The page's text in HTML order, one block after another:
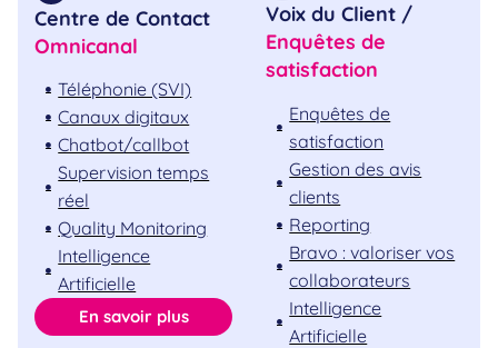
Centre de Contact
Omnicanal
Téléphonie (SVI)
Canaux digitaux
Chatbot/callbot
Supervision temps
réel
Quality Monitoring
Intelligence
Artificielle
En savoir plus
Voix du Client /
Enquêtes de
satisfaction
Enquêtes de
satisfaction
Gestion des avis
clients
Reporting
Bravo : valoriser vos
collaborateurs
Intelligence
Artificielle